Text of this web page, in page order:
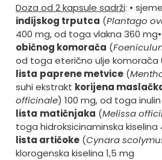
Doza od 2 kapsule sadrži: •
indijskog trputca (Plantago
400 mg, od toga vlakna 360 mg
običnog komorača (
od toga eterično ulje komorača
lista paprene metvice(
suhi ekstrakt korijena
officinale) 100 mg, od toga
lista matičnjaka (Melissa
toga hidroksicinaminska kiselina
lista artičoke(Cynara
klorogenska kiselina 1,5 mg